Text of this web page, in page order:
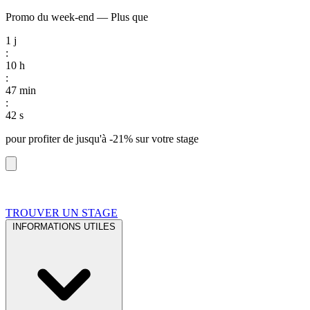
Promo du week-end — Plus que
1 j
:
10 h
:
47 min
:
41 s
pour profiter de jusqu'à -21% sur votre stage
TROUVER UN STAGE
INFORMATIONS UTILES